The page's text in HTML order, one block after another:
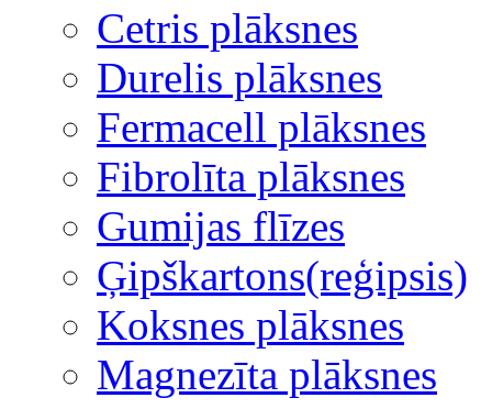
Cetris plāksnes
Durelis plāksnes
Fermacell plāksnes
Fibrolīta plāksnes
Gumijas flīzes
Ģipškartons(reģipsis)
Koksnes plāksnes
Magnezīta plāksnes